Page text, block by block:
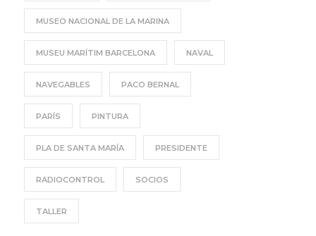
MUSEO NACIONAL DE LA MARINA
MUSEU MARÍTIM BARCELONA NAVAL
NAVEGABLES PACO BERNAL
PARÍS PINTURA
PLA DE SANTA MARÍA PRESIDENTE
RADIOCONTROL SOCIOS
TALLER